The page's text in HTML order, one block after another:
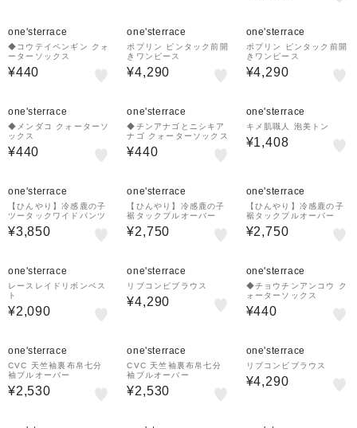
one'sterrace
◆コウテイペンギン クォ
ーターソックス
¥440
one'sterrace
ポプリン ピンタック前開
きワンピース
¥4,290
one'sterrace
ポプリン ピンタック前開
きワンピース
¥4,290
one'sterrace
◆メンダコ クォーターソ
ックス
¥440
one'sterrace
◆チンアナゴとニシキア
ナゴ クォーターソックス
¥440
one'sterrace
キメ肌職人 泡美トン
¥1,408
one'sterrace
【ひんやり】冷感鹿の子
ツータックワイドパンツ
¥3,850
one'sterrace
【ひんやり】冷感鹿の子
裾タックプルオーバー
¥2,750
one'sterrace
【ひんやり】冷感鹿の子
裾タックプルオーバー
¥2,750
one'sterrace
レースレイドリボンベス
ト
¥2,090
one'sterrace
リブコンビブラウス
¥4,290
one'sterrace
◆チョウチンアンコウ ク
ォーターソックス
¥440
one'sterrace
CVC 天竺袖裏布帛七分
袖プルオーバー
¥2,530
one'sterrace
CVC 天竺袖裏布帛七分
袖プルオーバー
¥2,530
one'sterrace
リブコンビブラウス
¥4,290